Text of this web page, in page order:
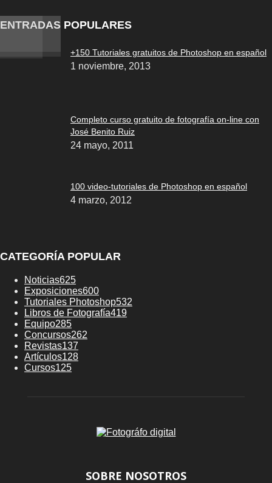
ENTRADAS POPULARES
+150 Tutoriales gratuitos de Photoshop en español
1 noviembre, 2013
Completo curso gratuito de fotografía on-line con
José Benito Ruiz
24 mayo, 2011
100 video-tutoriales de Photoshop en español
4 marzo, 2012
CATEGORÍA POPULAR
Noticias625
Exposiciones600
Tutoriales Photoshop532
Libros de Fotografía419
Equipo285
Concursos262
Revistas137
Artículos128
Cursos125
SOBRE NOSOTROS